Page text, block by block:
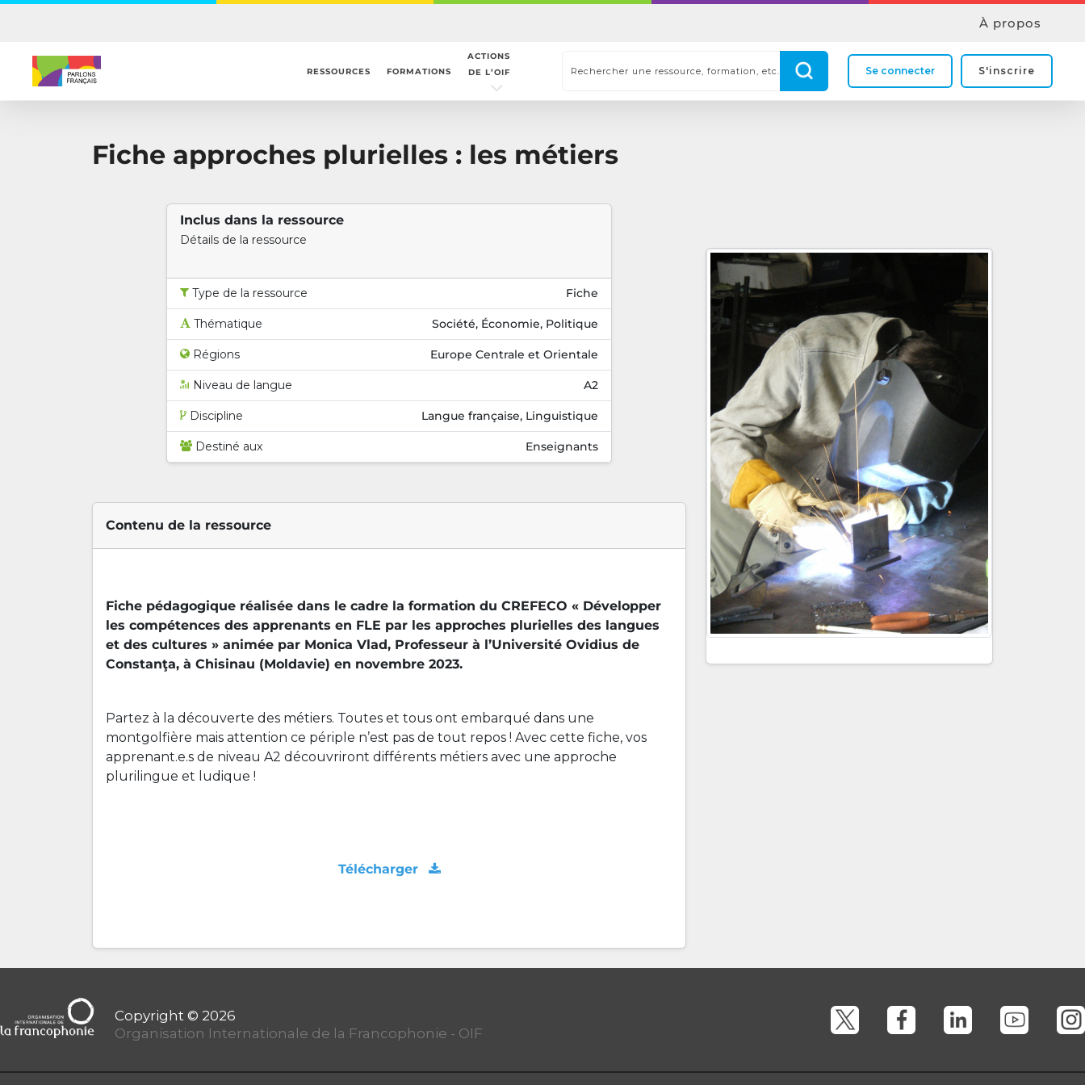
Skip
content
À propos
RESSOURCES FORMATIONS
ACTIONS
DE L’OIF
Se connecter S'inscrire
Fiche approches plurielles : les métiers
Inclus dans la ressource
Détails de la ressource
Type de la ressource Fiche
Thématique Société, Économie, Politique
Régions Europe Centrale et Orientale
Niveau de langue A2
Discipline Langue française, Linguistique
Destiné aux Enseignants
Contenu de la ressource
Fiche pédagogique réalisée dans le cadre la formation du CREFECO « Développer
les compétences des apprenants en FLE par les approches plurielles des langues
et des cultures » animée par Monica Vlad, Professeur à l’Université Ovidius de
Constanţa, à Chisinau (Moldavie) en novembre 2023.
Partez à la découverte des métiers. Toutes et tous ont embarqué dans une
montgolfière mais attention ce périple n’est pas de tout repos ! Avec cette fiche, vos
apprenant.e.s de niveau A2 découvriront différents métiers avec une approche
plurilingue et ludique !
Télécharger
Organisation Internationale de la Francophonie - OIF